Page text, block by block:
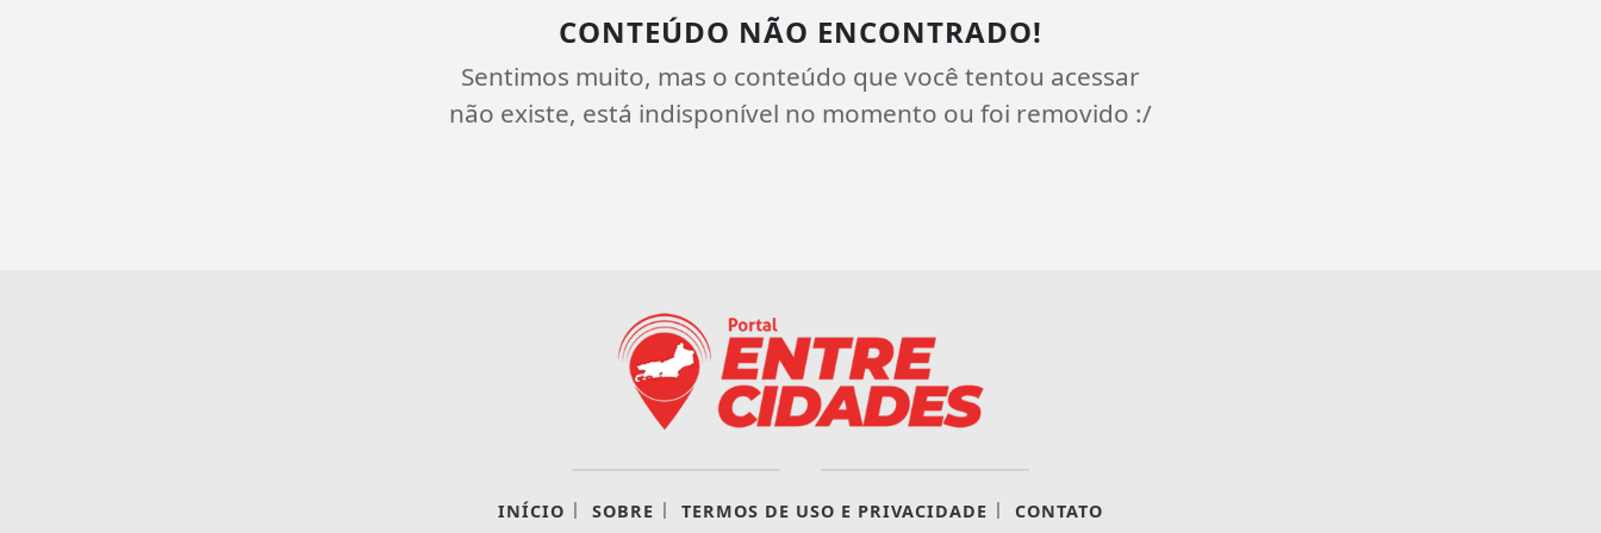
CONTEÚDO NÃO ENCONTRADO!
Sentimos muito, mas o conteúdo que você tentou acessar
não existe, está indisponível no momento ou foi removido :/
INÍCIO | SOBRE | TERMOS DE USO E PRIVACIDADE | CONTATO